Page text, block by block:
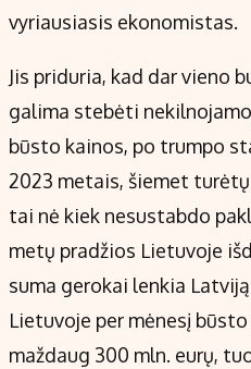
vyriausiasis ekonomistas.
Jis priduria, kad dar vieno
galima stebėti
būsto kainos, po trumpo
2023 metais, šiemet
tai nė kiek nesustabdo
metų pradžios Lietuvoje
suma gerokai lenkia
Lietuvoje per mėnesį
maždaug 300 mln. eurų,